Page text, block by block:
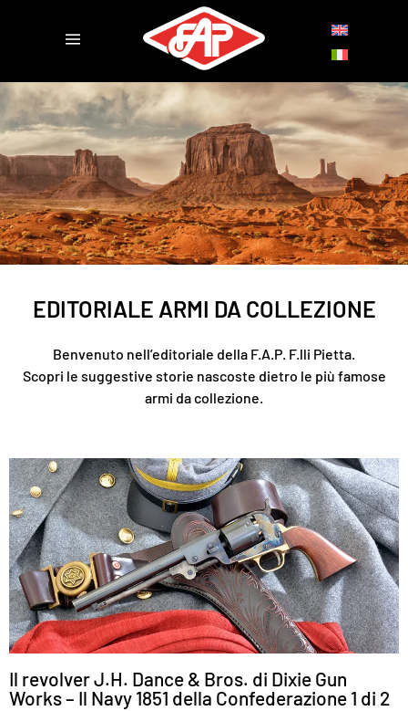
EDITORIALE ARMI DA COLLEZIONE
Benvenuto nell’editoriale della F.A.P. F.lli Pietta.
Scopri le suggestive storie nascoste dietro le più famose
armi da collezione.
Il revolver J.H. Dance & Bros. di Dixie Gun
Works – Il Navy 1851 della Confederazione 1 di 2